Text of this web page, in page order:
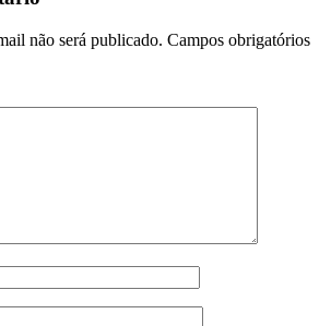
não será publicado. Campos obrigatórios